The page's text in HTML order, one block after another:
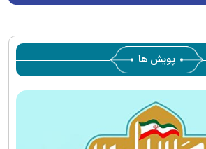
پویش ها